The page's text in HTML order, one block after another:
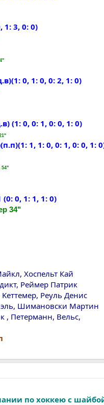
1: 3, 0: 0)
0, 1: 0, 0: 2, 1: 0)
(1: 0, 0: 1, 0: 0, 1: 0)
1, 1: 0, 0: 1, 0: 0, 1:
54"
0, 1: 1, 1: 0)
34"
Хоспельт Кай
Реймер Патрик
Реуль Денис
Шимановски Мартин
Петерманн, Вельс,
по хоккею с